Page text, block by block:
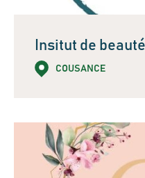
Insitut de
COUSANCE